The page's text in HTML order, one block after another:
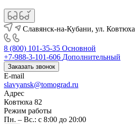
Славянск-на-Кубани, ул. Ковтюха
8 (800) 101-35-35 Основной
+7-988-3-101-606 Дополнительный
Заказать звонок
E-mail
slavyansk@tomograd.ru
Адрес
Ковтюха 82
Режим работы
Пн. – Вс.: с 8:00 до 20:00